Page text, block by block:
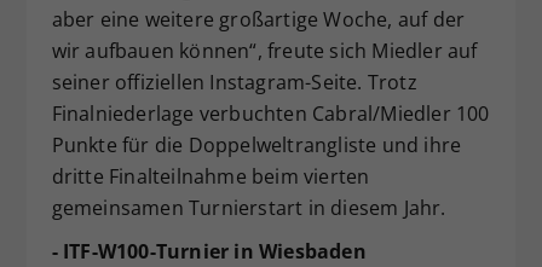
aber eine weitere großartige Woche, auf der
wir aufbauen können“, freute sich Miedler auf
seiner offiziellen Instagram-Seite. Trotz
Finalniederlage verbuchten Cabral/Miedler 100
Punkte für die Doppelweltrangliste und ihre
dritte Finalteilnahme beim vierten
gemeinsamen Turnierstart in diesem Jahr.
- ITF-W100-Turnier in Wiesbaden